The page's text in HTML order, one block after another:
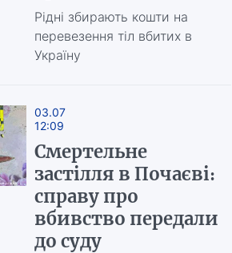
Рідні збирають кошти на
перевезення тіл вбитих в
Україну
03.07
12:09
Смертельне
застілля в Почаєві:
справу про
вбивство передали
до суду